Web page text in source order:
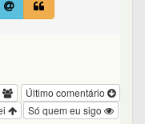
Último comentário
Só quem eu sigo